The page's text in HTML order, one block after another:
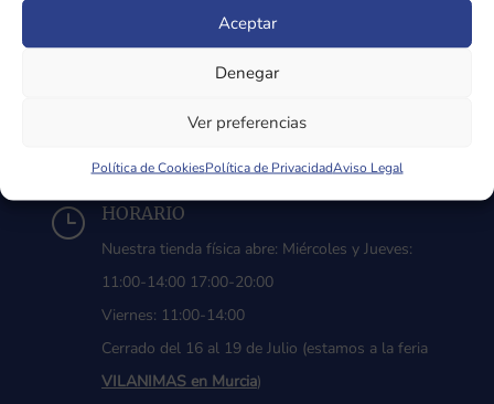
Aceptar
Denegar
Ver preferencias
Política de CookiesPolítica de PrivacidadAviso Legal
DIRECCIÓN
} HORARIO
Nuestra tienda física abre: Miércoles y Jueves:
11:00-14:00 17:00-20:00
Viernes: 11:00-14:00
Cerrado del 16 al 19 de Julio (estamos a la feria
VILANIMAS en Murcia)